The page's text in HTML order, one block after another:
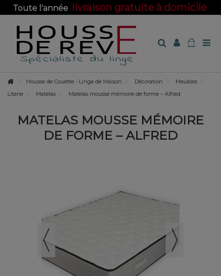
Toute l'année livraison gratuite à domicile
Housse de Couette - Linge de Maison Décoration
Meubles
Literie
Matelas Matelas mousse mémoire de forme – Alfred
MATELAS MOUSSE MÉMOIRE
DE FORME – ALFRED